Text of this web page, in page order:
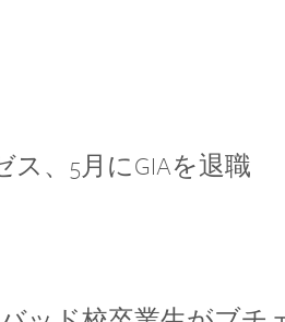
ス、5月にGIAを退職